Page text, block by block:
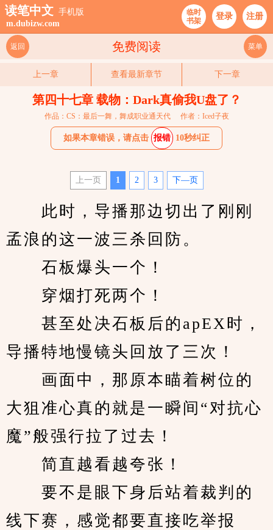
读笔中文 手机版
m.dubizw.com
临时
书架
登录 注册
免费阅读
返回 菜单
上一章 查看最新章节 下一章
第四十七章 载物：Dark真偷我U盘了？
作品：CS：最后一舞，舞成职业通天代 作者：Iced子夜
如果本章错误，请点击 报错 10秒纠正
上一页 1 2 3 下—页
此时，导播那边切出了刚刚
孟浪的这一波三杀回防。
石板爆头一个！
穿烟打死两个！
甚至处决石板后的apEX时，
导播特地慢镜头回放了三次！
画面中，那原本瞄着树位的
大狙准心真的就是一瞬间“对抗心
魔”般强行拉了过去！
简直越看越夸张！
要不是眼下身后站着裁判的
线下赛，感觉都要直接吃举报